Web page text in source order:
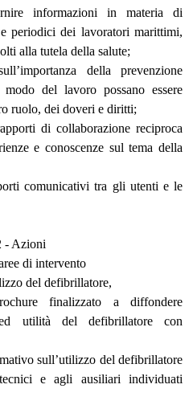
informazioni in materia di
periodici dei lavoratori marittimi,
alla tutela della salute;
della prevenzione
del lavoro possano essere
ruolo, dei doveri e diritti;
di collaborazione reciproca
e conoscenze sul tema della
comunicativi tra gli utenti e le
- Azioni
di intervento
del defibrillatore,
finalizzato a diffondere
utilità del defibrillatore con
sull’utilizzo del defibrillatore
e agli ausiliari individuati